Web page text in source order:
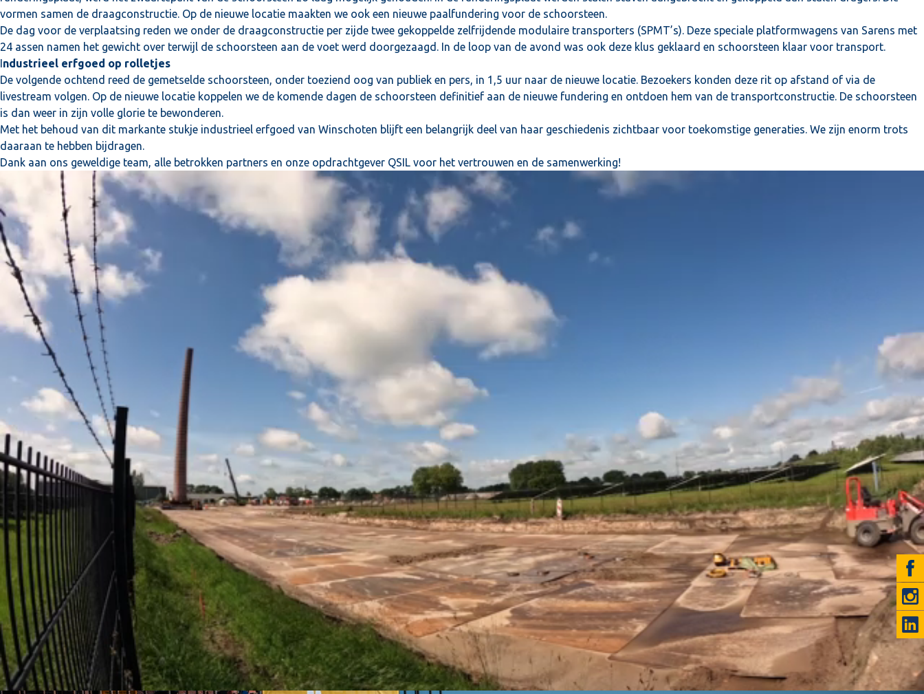
vormen samen de draagconstructie. Op de nieuwe locatie maakten we ook een nieuwe paalfundering voor de schoorsteen.
De dag voor de verplaatsing reden we onder de draagconstructie per zijde twee gekoppelde zelfrijdende modulaire transporters (SPMT’s). Deze speciale platformwagens van Sarens met
24 assen namen het gewicht over terwijl de schoorsteen aan de voet werd doorgezaagd. In de loop van de avond was ook deze klus geklaard en schoorsteen klaar voor transport.
Industrieel erfgoed op rolletjes
De volgende ochtend reed de gemetselde schoorsteen, onder toeziend oog van publiek en pers, in 1,5 uur naar de nieuwe locatie. Bezoekers konden deze rit op afstand of via de
livestream volgen. Op de nieuwe locatie koppelen we de komende dagen de schoorsteen definitief aan de nieuwe fundering en ontdoen hem van de transportconstructie. De schoorsteen
is dan weer in zijn volle glorie te bewonderen.
Met het behoud van dit markante stukje industrieel erfgoed van Winschoten blijft een belangrijk deel van haar geschiedenis zichtbaar voor toekomstige generaties. We zijn enorm trots
daaraan te hebben bijdragen.
Dank aan ons geweldige team, alle betrokken partners en onze opdrachtgever QSIL voor het vertrouwen en de samenwerking!